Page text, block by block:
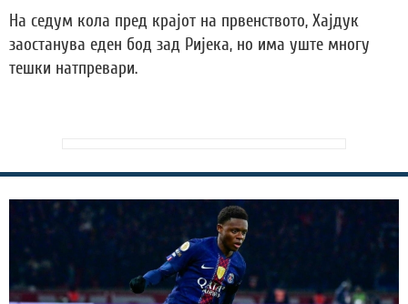
На седум кола пред крајот на првенството, Хајдук
заостанува еден бод зад Ријека, но има уште многу
тешки натпревари.